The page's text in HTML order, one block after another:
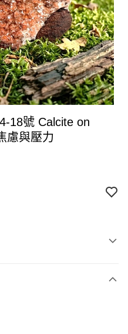
18號 Calcite on
慮與壓力